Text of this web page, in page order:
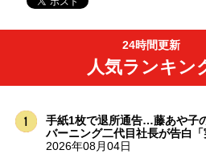
24時間更新
人気ランキン
手紙1枚で退所通告…藤あや子
バーニング二代目社長が告白
2026年08月04日